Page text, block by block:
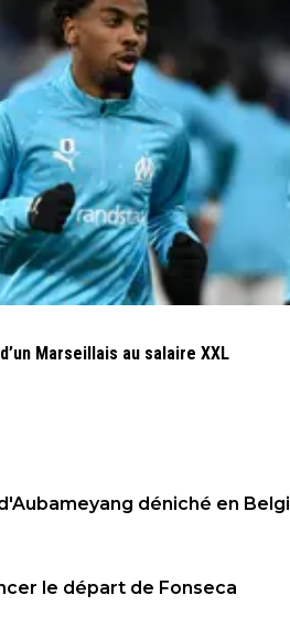
Marseillais au salaire XXL
déniché en
le départ de Fonseca